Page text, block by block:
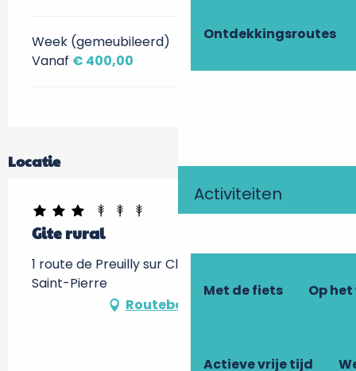
Ontdekkingsroutes
Activiteiten
Met de fiets Op
Actieve vrije tijd
Week (gemeubileerd)
Vanaf € 400,00
Locatie
Gite rural
1 route de Preuilly sur Claise, 37290 Tournon-
Saint-Pierre
Routebeschrijving